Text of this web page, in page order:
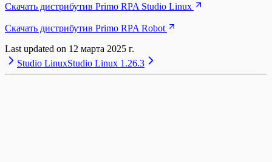
Скачать дистрибутив Primo RPA Studio Linux
Скачать дистрибутив Primo RPA Robot
Last updated on 12 марта 2025 г.
Studio LinuxStudio Linux 1.26.3